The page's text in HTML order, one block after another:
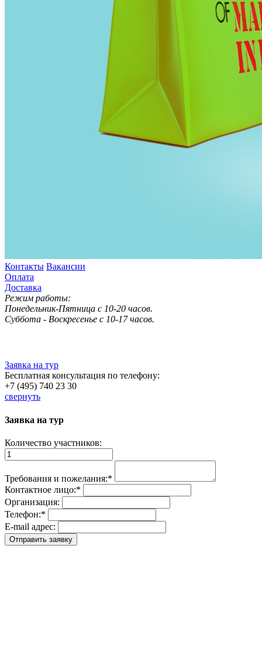
Контакты Вакансии
Оплата
Доставка
Режим работы:
Понедельник-Пятница с 10-20 часов.
Суббота - Воскресенье с 10-17 часов.
Заявка на тур
Бесплатная консультация по телефону:
+7 (495) 740 23 30
свернуть
Заявка на тур
Количество участников:
Требования и пожелания:*
Контактное лицо:*
Организация:
Телефон:*
E-mail адрес: